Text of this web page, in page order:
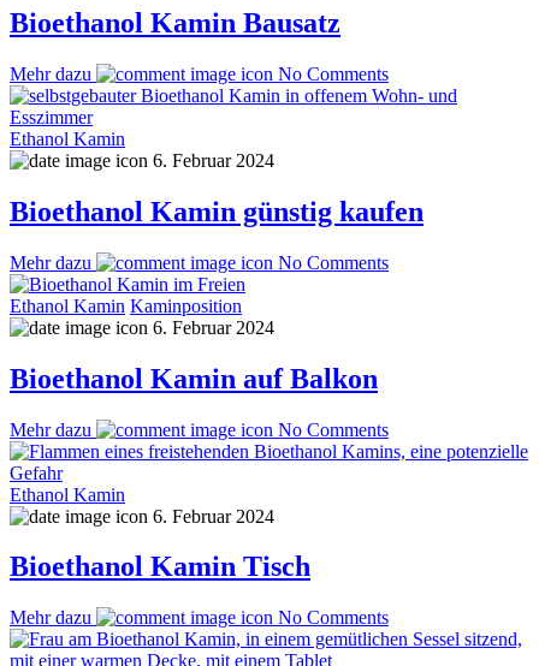
Bioethanol Kamin Bausatz
Mehr dazu No Comments
Ethanol Kamin
6. Februar 2024
Bioethanol Kamin günstig kaufen
Mehr dazu No Comments
Ethanol Kamin Kaminposition
6. Februar 2024
Bioethanol Kamin auf Balkon
Mehr dazu No Comments
Ethanol Kamin
6. Februar 2024
Bioethanol Kamin Tisch
Mehr dazu No Comments